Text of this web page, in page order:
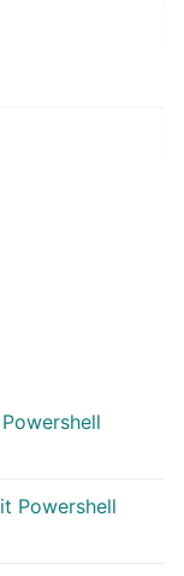
Powershell